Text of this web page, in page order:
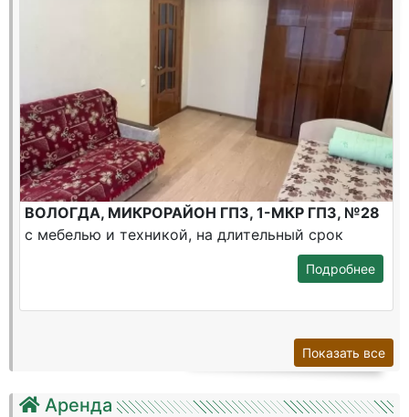
Аренда
ВОЛОГДА, МИКРОРАЙОН ГПЗ, 1-МКР ГПЗ, №28
с мебелью и техникой, на длительный срок
Подробнее
Показать все